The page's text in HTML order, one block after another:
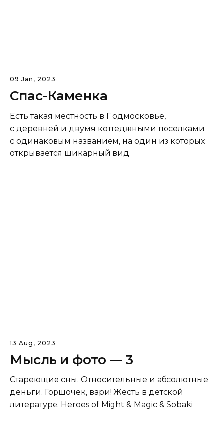
09 Jan, 2023
Спас-Каменка
Есть такая местность в Подмосковье,
с деревней и двумя коттеджными поселками
с одинаковым названием, на один из которых
открывается шикарный вид
13 Aug, 2023
Мысль и фото — 3
Стареющие сны. Относительные и абсолютные
деньги. Горшочек, вари! Жесть в детской
литературе. Heroes of Might & Magic & Sobaki